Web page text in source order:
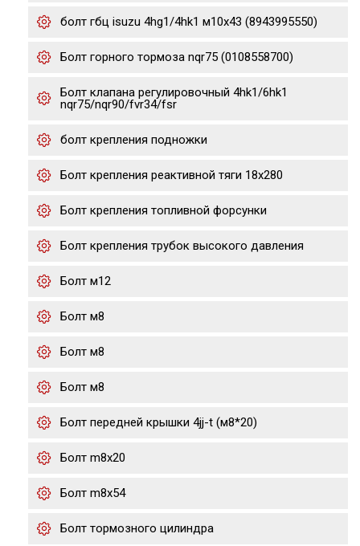
болт гбц isuzu 4hg1/4hk1 м10х43 (8943995550)
Болт горного тормоза nqr75 (0108558700)
Болт клапана регулировочный 4hk1/6hk1
nqr75/nqr90/fvr34/fsr
болт крепления подножки
Болт крепления реактивной тяги 18x280
Болт крепления топливной форсунки
Болт крепления трубок высокого давления
Болт м12
Болт м8
Болт м8
Болт м8
Болт передней крышки 4jj-t (м8*20)
Болт m8x20
Болт m8x54
Болт тормозного цилиндра